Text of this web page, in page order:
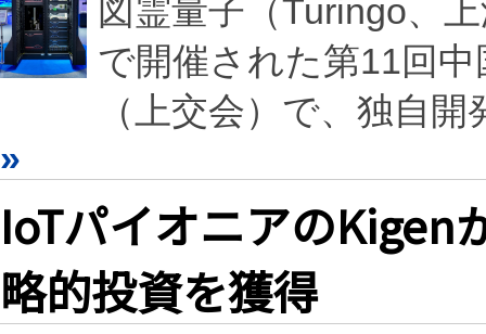
図霊量子​（Turingo、
で開催された第11回
（上交会）で、独自
»
IoTパイオニアのKigen
略的投資を獲得